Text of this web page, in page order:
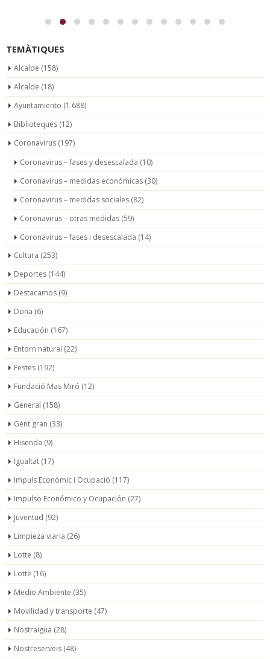
TEMÀTIQUES
Alcalde (158)
Alcalde (18)
Ayuntamiento (1.688)
Biblioteques (12)
Coronavirus (197)
Coronavirus – fases y desescalada (10)
Coronavirus – medidas económicas (30)
Coronavirus – medidas sociales (82)
Coronavirus – otras medidas (59)
Coronavirus – fases i desescalada (14)
Cultura (253)
Deportes (144)
Destacamos (9)
Dona (6)
Educación (167)
Entorn natural (22)
Festes (192)
Fundació Mas Miró (12)
General (158)
Gent gran (33)
Hisenda (9)
Igualtat (17)
Impuls Econòmic i Ocupació (117)
Impulso Económico y Ocupación (27)
Juventud (92)
Limpieza viaria (26)
Lotte (8)
Lotte (16)
Medio Ambiente (35)
Movilidad y transporte (47)
Nostraigua (28)
Nostreserveis (48)